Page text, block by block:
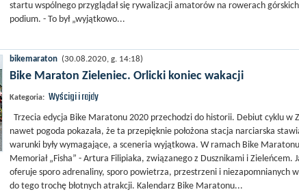
startu wspólnego przyglądał się rywalizacji amatorów na rowerach
podium. - To był „wyjątkowo...
bikemaraton (30.08.2020, g. 14:18)
Bike Maraton Zieleniec. Orlicki koniec wakacji
Kategoria: Wyścigi i rajdy
Trzecia edycja Bike Maratonu 2020 przechodzi do historii. Debiut cyklu w
nawet pogoda pokazała, że ta przepięknie położona stacja narciarska
warunki były wymagające, a sceneria wyjątkowa. W ramach Bike
Memoriał „Fisha” - Artura Filipiaka, związanego z Dusznikami i Zieleńcem.
oferuje sporo adrenaliny, sporo powietrza, przestrzeni i niezapomnianych
do tego trochę błotnych atrakcji. Kalendarz Bike Maratonu...